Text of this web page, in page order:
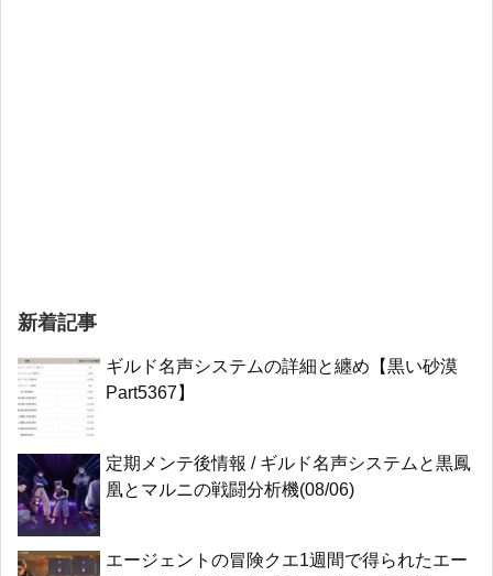
新着記事
ギルド名声システムの詳細と纏め【黒い砂漠
Part5367】
定期メンテ後情報 / ギルド名声システムと黒鳳
凰とマルニの戦闘分析機(08/06)
エージェントの冒険クエ1週間で得られたエー